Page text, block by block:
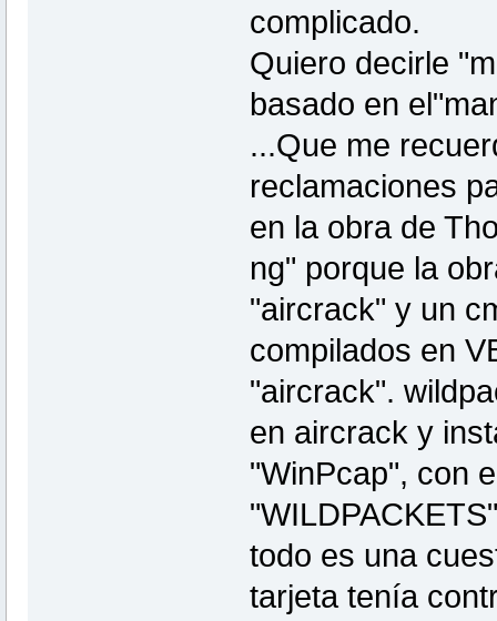
complicado.
Quiero decirle
basado en
...Que me
reclamaciones
en la obra de
ng" porque la
"aircrack" y un
compilados en
"aircrack".
en aircrack y
"WinPcap", con
todo es una
tarjeta tenía